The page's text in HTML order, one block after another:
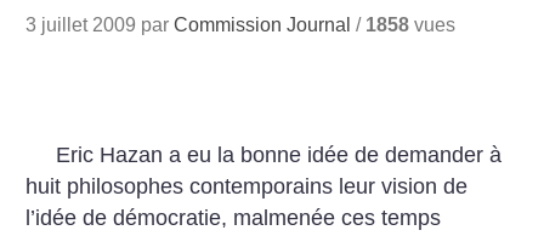
3 juillet 2009 parCommission Journal / 1858 vues
Eric Hazan a eu la bonne idée de demander à
huit philosophes contemporains leur vision de
l’idée de démocratie, malmenée ces temps